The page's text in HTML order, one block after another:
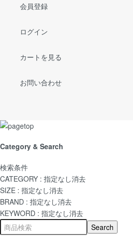
会員登録
ログイン
カートを見る
お問い合わせ
Category & Search
検索条件
CATEGORY : 指定なし消去
SIZE : 指定なし消去
BRAND : 指定なし消去
KEYWORD : 指定なし消去